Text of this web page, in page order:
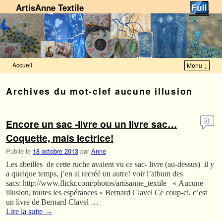
ArtisAnne Textile
Accueil Menu ↓
Archives du mot-clef aucune illusion
Encore un sac -livre ou un livre sac…
Coquette, mais lectrice!
Publié le 18 octobre 2013 par Anne
51
Les abeilles de cette ruche avaient vu ce sac- livre (au-dessus) il y
a quelque temps, j’en ai recréé un autre! voir l’album des
sacs: http://www.flickr.com/photos/artisanne_textile « Aucune
illusion, toutes les espérances » Bernard Clavel Ce coup-ci, c’est
un livre de Bernard Clavel …
Lire la suite →